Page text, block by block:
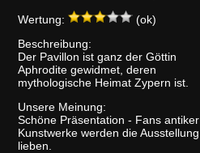
Wertung:
(ok)
Beschreibung:
Der Pavillon ist ganz der Göttin
Aphrodite gewidmet, deren
mythologische Heimat Zypern ist.
Unsere Meinung:
Schöne Präsentation - Fans antiker
Kunstwerke werden die Ausstellung
lieben.